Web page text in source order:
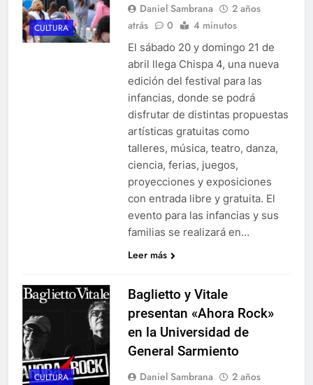
CULTURA
Daniel Sambrana
2 años
atrás
0 4 minutos
El sábado 20 y domingo 21 de
abril llega Chispa 4, una nueva
edición del festival para las
infancias, donde se podrá
disfrutar de distintas propuestas
artísticas gratuitas como
talleres, música, teatro, danza,
ciencia, ferias, juegos,
proyecciones y exposiciones
con entrada libre y gratuita. El
evento para las infancias y sus
familias se realizará en…
Leer más
CULTURA
Baglietto y Vitale
presentan «Ahora Rock»
en la Universidad de
General Sarmiento
Daniel Sambrana
2 años